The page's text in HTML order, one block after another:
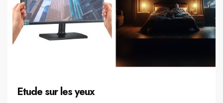
Etude sur les yeux